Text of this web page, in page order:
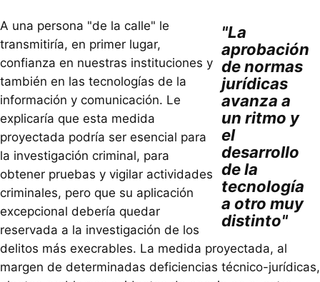
"La
aprobación
de normas
jurídicas
avanza a
un ritmo y
el
desarrollo
de la
tecnología
a otro muy
distinto"
A una persona "de la calle" le
transmitiría, en primer lugar,
confianza en nuestras instituciones y
también en las tecnologías de la
información y comunicación. Le
explicaría que esta medida
proyectada podría ser esencial para
la investigación criminal, para
obtener pruebas y vigilar actividades
criminales, pero que su aplicación
excepcional debería quedar
reservada a la investigación de los
delitos más execrables. La medida proyectada, al
margen de determinadas deficiencias técnico-jurídicas,